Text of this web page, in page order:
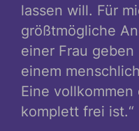
lassen will. Für
größtmögliche
einer Frau
einem
Eine
komplett frei ist.“